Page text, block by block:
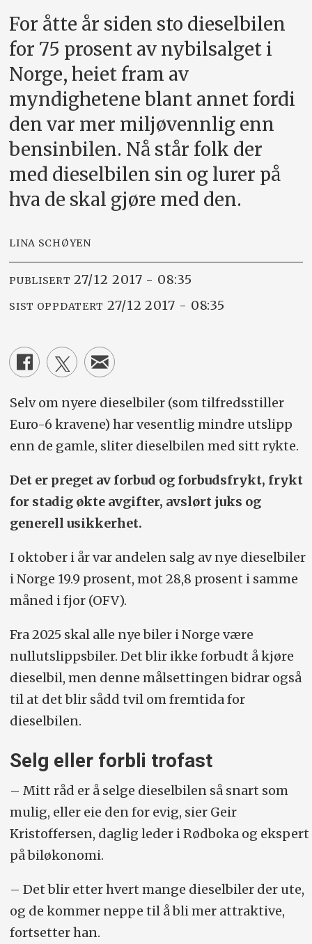
For åtte år siden sto dieselbilen
for 75 prosent av nybilsalget i
Norge, heiet fram av
myndighetene blant annet fordi
den var mer miljøvennlig enn
bensinbilen. Nå står folk der
med dieselbilen sin og lurer på
hva de skal gjøre med den.
LINA SCHØYEN
PUBLISERT 27/12 2017 - 08:35
SIST OPPDATERT 27/12 2017 - 08:35
Selv om nyere dieselbiler (som tilfredsstiller
Euro-6 kravene) har vesentlig mindre utslipp
enn de gamle, sliter dieselbilen med sitt rykte.
Det er preget av forbud og forbudsfrykt, frykt
for stadig økte avgifter, avslørt juks og
generell usikkerhet.
I oktober i år var andelen salg av nye dieselbiler
i Norge 19.9 prosent, mot 28,8 prosent i samme
måned i fjor (OFV).
Fra 2025 skal alle nye biler i Norge være
nullutslippsbiler. Det blir ikke forbudt å kjøre
dieselbil, men denne målsettingen bidrar også
til at det blir sådd tvil om fremtida for
dieselbilen.
Selg eller forbli trofast
– Mitt råd er å selge dieselbilen så snart som
mulig, eller eie den for evig, sier Geir
Kristoffersen, daglig leder i Rødboka og ekspert
på biløkonomi.
– Det blir etter hvert mange dieselbiler der ute,
og de kommer neppe til å bli mer attraktive,
fortsetter han.